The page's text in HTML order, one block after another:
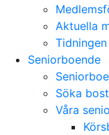
Aktuella
Seniorboende
Söka
Våra